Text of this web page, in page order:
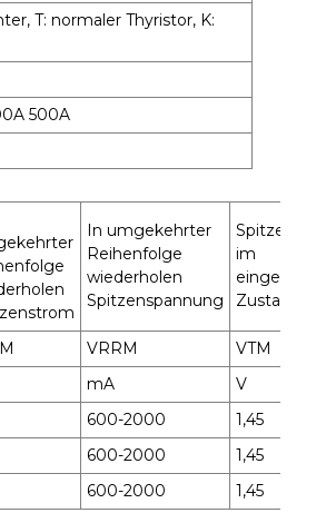
T: normaler Thyristor, K:
500A
In umgekehrter
Reihenfolge
wiederholen
Spitzenspannung
im
Zustand
VRRM
VTM
mA
V
600-2000
1,45
600-2000
1,45
600-2000 1,45